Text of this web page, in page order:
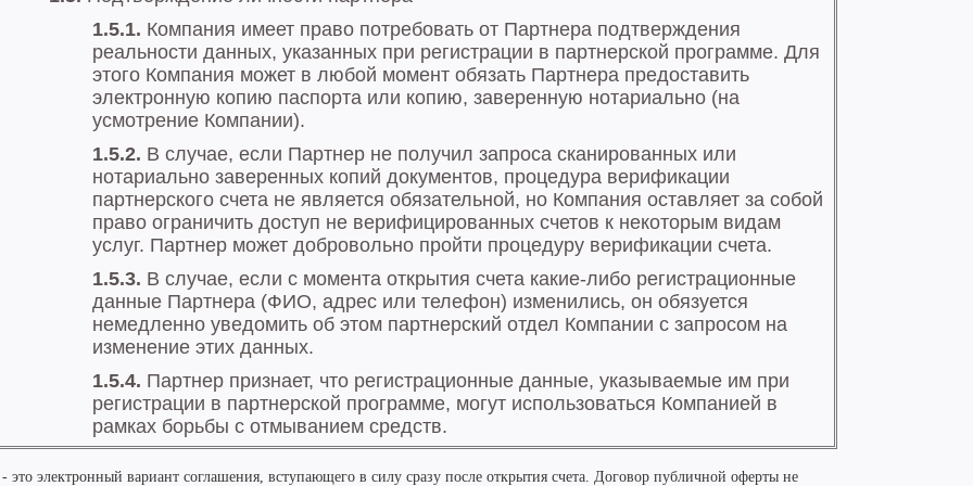
это электронный вариант соглашения, вступающего в силу сразу после открытия счета. Договор публичной оферты не